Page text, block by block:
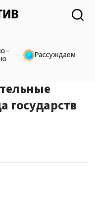
– Рассуждаем
государств